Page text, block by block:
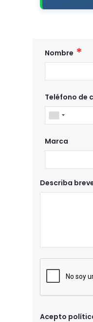
Nombre
Teléfono de
Marca
Describa
Acepto